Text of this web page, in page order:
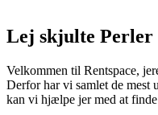
Lej skjulte Perler
Velkommen til Rentspace,
Derfor har vi samlet de mest
kan vi hjælpe jer med at